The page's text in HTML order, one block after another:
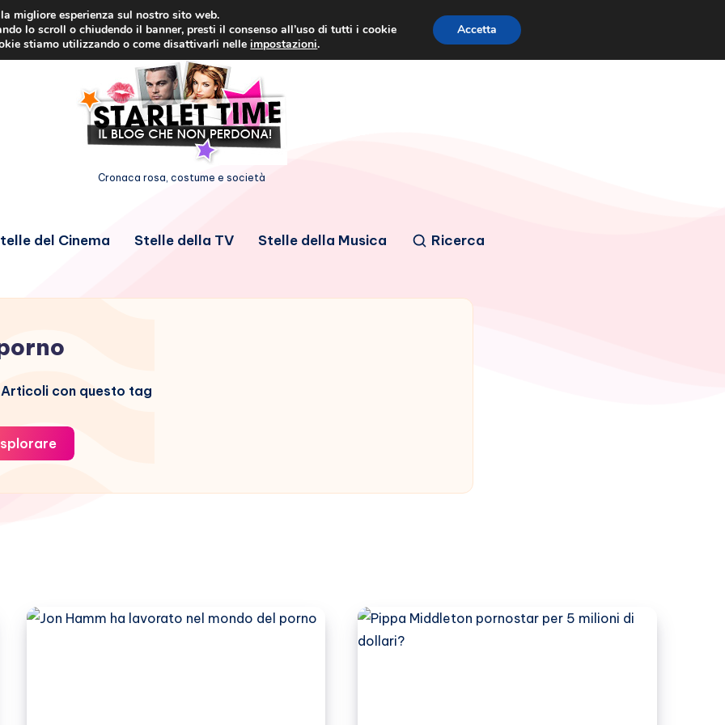
Cronaca rosa, costume e società
del Cinema Stelle della TV Stelle della Musica Ricerca
con questo tag
migliore esperienza sul nostro sito web.
lo scroll o chiudendo il banner, presti il consenso all’uso di tutti i cookie
stiamo utilizzando o come disattivarli nelleimpostazioni.
Accetta